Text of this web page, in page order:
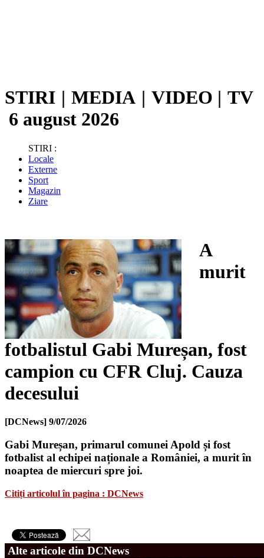
STIRI | MEDIA | VIDEO | TV
6 august 2026
STIRI :
Locale
Externe
Sport
Magazin
Ziare
A
murit
fotbalistul Gabi Mureșan, fost
campion cu CFR Cluj. Cauza
decesului
[DCNews] 9/07/2026
Gabi Mureșan, primarul comunei Apold și fost
fotbalist al echipei naționale a României, a murit în
noaptea de miercuri spre joi.
Citiți articolul în pagina : DCNews
Alte articole din DCNews